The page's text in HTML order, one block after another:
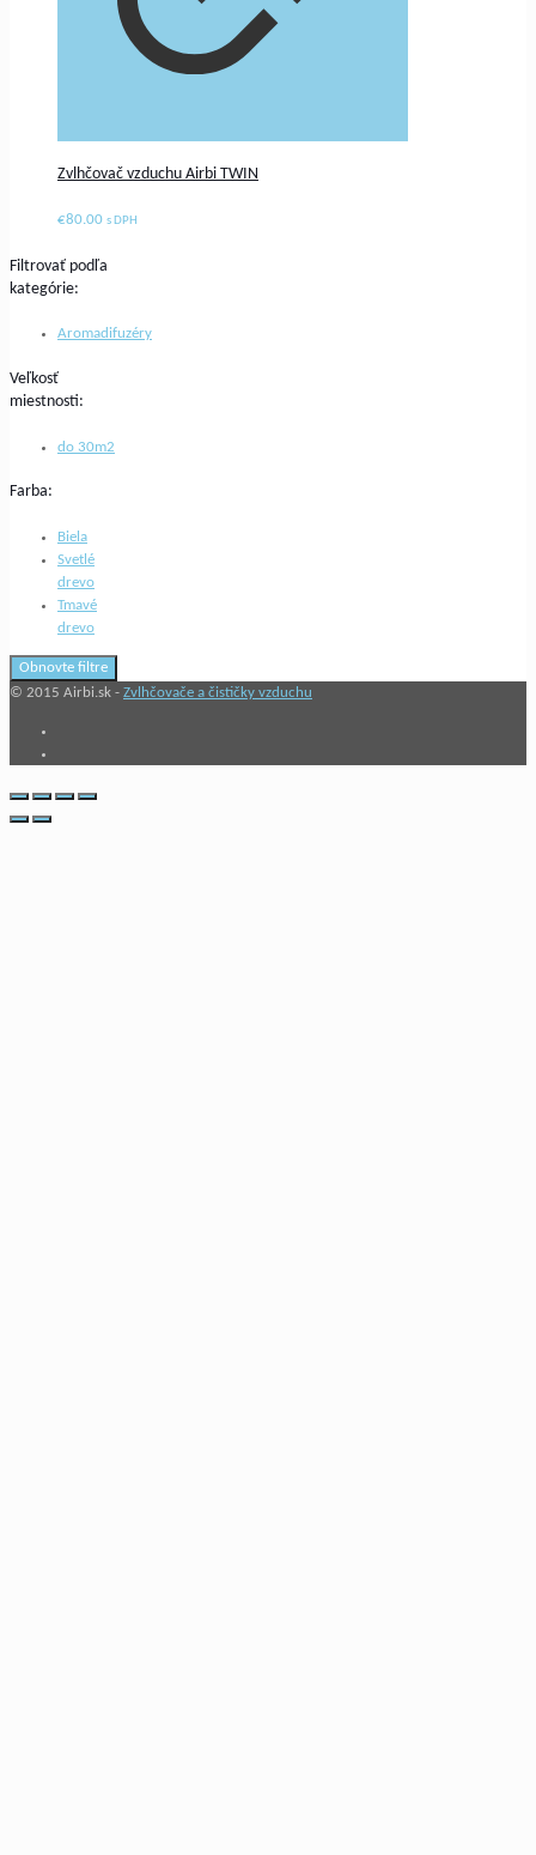
Zvlhčovač vzduchu Airbi TWIN
€80.00 s DPH
Filtrovať podľa
kategórie:
Aromadifuzéry
Veľkosť
miestnosti:
do 30m2
Farba:
Biela
Svetlé
drevo
Tmavé
drevo
Obnovte filtre
© 2015 Airbi.sk - Zvlhčovače a čističky vzduchu